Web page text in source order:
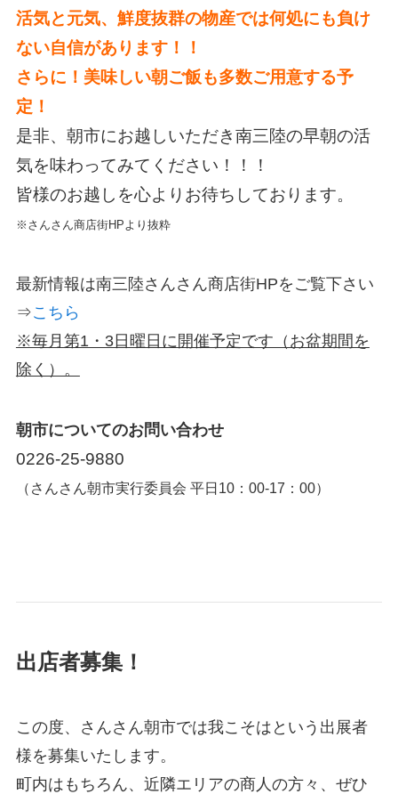
活気と元気、鮮度抜群の物産では何処にも負け
ない自信があります！！
さらに！美味しい朝ご飯も多数ご用意する予
定！
是非、朝市にお越しいただき南三陸の早朝の活
気を味わってみてください！！！
皆様のお越しを心よりお待ちしております。
※さんさん商店街HPより抜粋
最新情報は南三陸さんさん商店街HPをご覧下さい
⇒こちら
※毎月第1・3日曜日に開催予定です（お盆期間を
除く）。
朝市についてのお問い合わせ
0226-25-9880
（さんさん朝市実行委員会 平日10：00-17：00）
出店者募集！
この度、さんさん朝市では我こそはという出展者
様を募集いたします。
町内はもちろん、近隣エリアの商人の方々、ぜひ